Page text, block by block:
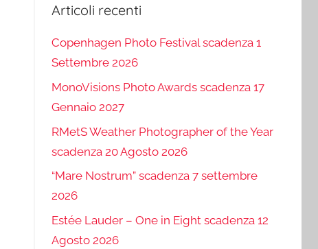
Articoli recenti
Copenhagen Photo Festival scadenza 1
Settembre 2026
MonoVisions Photo Awards scadenza 17
Gennaio 2027
RMetS Weather Photographer of the Year
scadenza 20 Agosto 2026
“Mare Nostrum” scadenza 7 settembre
2026
Estée Lauder – One in Eight scadenza 12
Agosto 2026